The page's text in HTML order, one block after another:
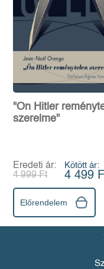
"Ön Hitler
szerelme"
Eredeti ár:
4 999 Ft
Kötött ár:
4 499
Előrendelem